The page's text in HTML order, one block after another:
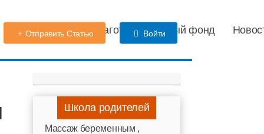
Детский сад Благотворительный фонд
Отправить Статью Войти
Школа родителей
Mассаж беременным ,